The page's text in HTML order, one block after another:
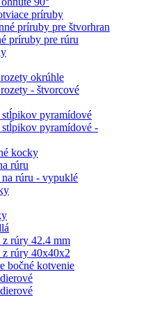
príruby
príruby pre štvorhran
príruby pre rúru
okrúhle
- štvorcové
pyramídové
pyramídové -
kocky
rúru
rúru - vypuklé
rúry 42.4 mm
rúry 40x40x2
bočné kotvenie